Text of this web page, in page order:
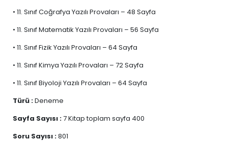
• 11. Sınıf Coğrafya Yazılı Provaları – 48 Sayfa
• 11. Sınıf Matematik Yazılı Provaları – 56 Sayfa
• 11. Sınıf Fizik Yazılı Provaları – 64 Sayfa
• 11. Sınıf Kimya Yazılı Provaları – 72 Sayfa
• 11. Sınıf Biyoloji Yazılı Provaları – 64 Sayfa
Türü :Deneme
Sayfa Sayısı :7 Kitap toplam sayfa 400
Soru Sayısı :801